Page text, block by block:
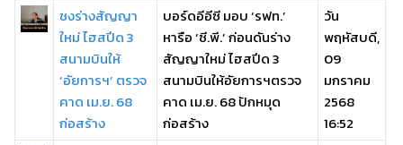
ชงร่างสัญญา
ใหม่ ไฮสปีด 3
สนามบินให้
‘อัยการฯ’ ตรวจ
คาด เม.ย. 68
ก่อสร้าง
บอร์ดอีอีซี มอบ ‘รฟท.’
หารือ ‘ซี.พี.’ ก่อนดันร่าง
สัญญาใหม่ ไฮสปีด 3
สนามบินให้อัยการฯตรวจ
คาด เม.ย. 68 ปักหมุด
ก่อสร้าง
วัน
พฤหัสบดี,
09
มกราคม
2568
16:52